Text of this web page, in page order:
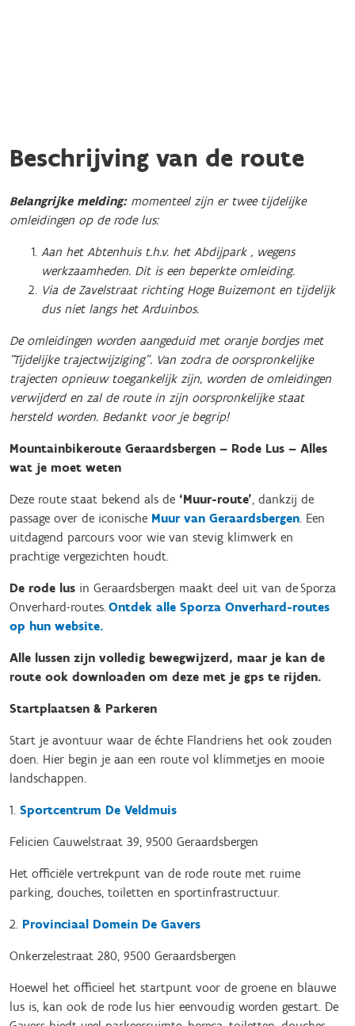
Beschrijving van de route
Belangrijke melding:momenteel zijn er twee tijdelijke
omleidingen op de rode lus:
Aan het Abtenhuis t.h.v. het Abdijpark , wegens
werkzaamheden. Dit is een beperkte omleiding.
Via de Zavelstraat richting Hoge Buizemont en tijdelijk
dus niet langs het Arduinbos.
De omleidingen worden aangeduid met oranje bordjes met
"Tijdelijke trajectwijziging". Van zodra de oorspronkelijke
trajecten opnieuw toegankelijk zijn, worden de omleidingen
verwijderd en zal de route in zijn oorspronkelijke staat
hersteld worden. Bedankt voor je begrip!
Mountainbikeroute Geraardsbergen – Rode Lus – Alles
wat je moet weten
Deze route staat bekend als de ‘Muur-route’, dankzij de
passage over de iconische Muur van Geraardsbergen. Een
uitdagend parcours voor wie van stevig klimwerk en
prachtige vergezichten houdt.
De rode lus in Geraardsbergen maakt deel uit van de Sporza
Onverhard-routes.Ontdek alle Sporza Onverhard-routes
op hun website.
Alle lussen zijn volledig bewegwijzerd, maar je kan de
route ook downloaden om deze met je gps te rijden.
Startplaatsen & Parkeren
Start je avontuur waar de échte Flandriens het ook zouden
doen. Hier begin je aan een route vol klimmetjes en mooie
landschappen.
1. Sportcentrum De Veldmuis
Felicien Cauwelstraat 39, 9500 Geraardsbergen
Het officiële vertrekpunt van de rode route met ruime
parking, douches, toiletten en sportinfrastructuur.
2. Provinciaal Domein De Gavers
Onkerzelestraat 280, 9500 Geraardsbergen
Hoewel het officieel het startpunt voor de groene en blauwe
lus is, kan ook de rode lus hier eenvoudig worden gestart. De